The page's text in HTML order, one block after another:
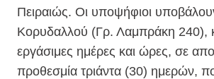
Πειραιώς. Οι υποψήφιοι
Κορυδαλλού (Γρ. Λαμπράκη 240),
εργάσιμες ημέρες και ώρες, σε
προθεσμία τριάντα (30) ημερών,